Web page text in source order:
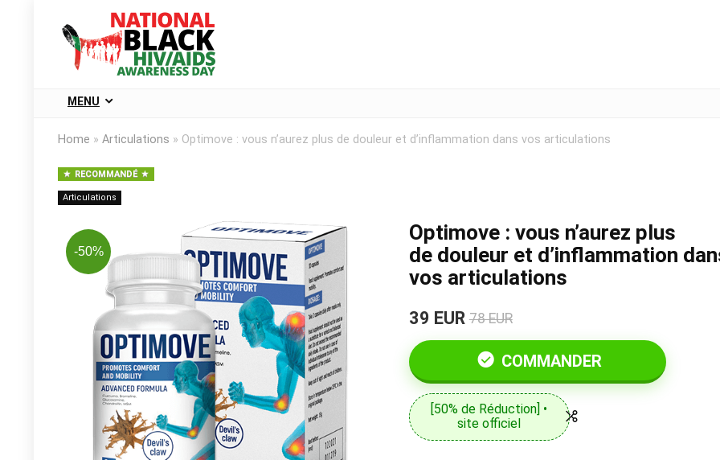
MENU
Home » Articulations » Optimove : vous n’aurez plus de douleur et d’inflammation dans vos articulations
RECOMMANDÉ
Articulations
-50%
Optimove : vous n’aurez plus
de douleur et d’inflammation
vos articulations
39 EUR 78 EUR
COMMANDER
[50% de Réduction] •
site officiel